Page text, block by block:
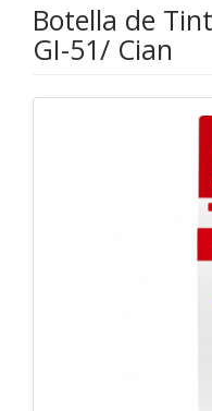
Botella de
GI-51/ Cian